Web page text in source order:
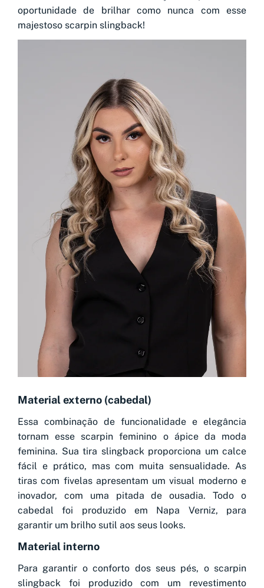
oportunidade de brilhar como nunca com esse
majestoso scarpin slingback!
Material externo (cabedal)
Essa combinação de funcionalidade e elegância
tornam esse scarpin feminino o ápice da moda
feminina. Sua tira slingback proporciona um calce
fácil e prático, mas com muita sensualidade. As
tiras com fivelas apresentam um visual moderno e
inovador, com uma pitada de ousadia. Todo o
cabedal foi produzido em Napa Verniz, para
garantir um brilho sutil aos seus looks.
Material interno
Para garantir o conforto dos seus pés, o scarpin
slingback foi produzido com um revestimento